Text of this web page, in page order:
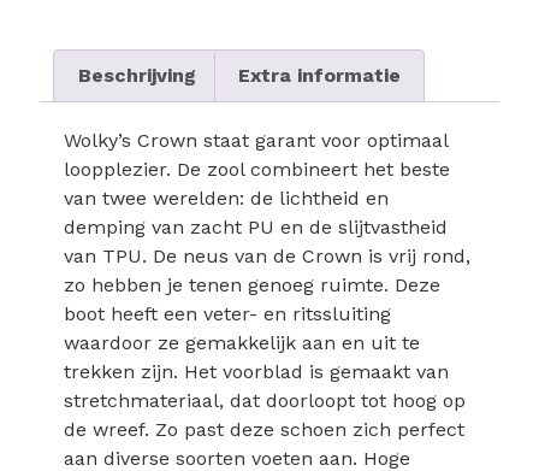
Beschrijving Extra informatie
Wolky’s Crown staat garant voor optimaal
loopplezier. De zool combineert het beste
van twee werelden: de lichtheid en
demping van zacht PU en de slijtvastheid
van TPU. De neus van de Crown is vrij rond,
zo hebben je tenen genoeg ruimte. Deze
boot heeft een veter- en ritssluiting
waardoor ze gemakkelijk aan en uit te
trekken zijn. Het voorblad is gemaakt van
stretchmateriaal, dat doorloopt tot hoog op
de wreef. Zo past deze schoen zich perfect
aan diverse soorten voeten aan. Hoge